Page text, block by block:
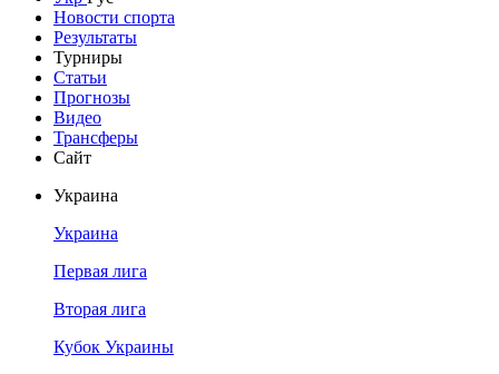
Новости спорта
Результаты
Турниры
Статьи
Прогнозы
Видео
Трансферы
Сайт
Украина
Украина
Первая лига
Вторая лига
Кубок Украины